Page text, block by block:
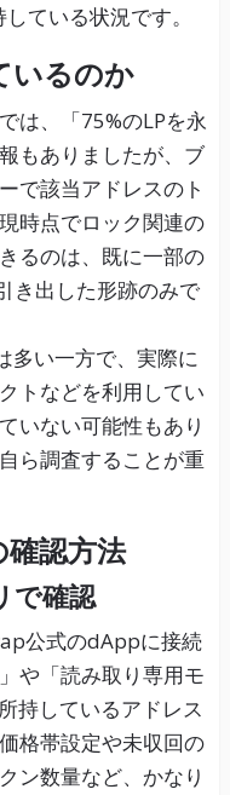
ている状況です。
いるのか
は、「75%のLPを永
もありましたが、ブ
で該当アドレスのト
時点でロック関連の
るのは、既に一部の
き出した形跡のみで
多い一方で、実際に
トなどを利用してい
いない可能性もあり
ら調査することが重
確認方法
で確認
公式のdAppに接続
や「読み取り専用モ
持しているアドレス
格帯設定や未収回の
ン数量など、かなり